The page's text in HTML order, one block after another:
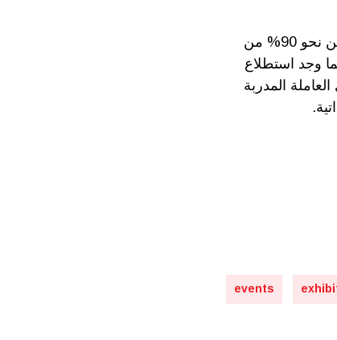
ووفقاً لتقرير حول التكنولوجيا المساعدة صدر عن منظمة الصحة العالمية مؤخرا، لا يتمكن نحو 90% من
وجد استطلاع
المدربة
events